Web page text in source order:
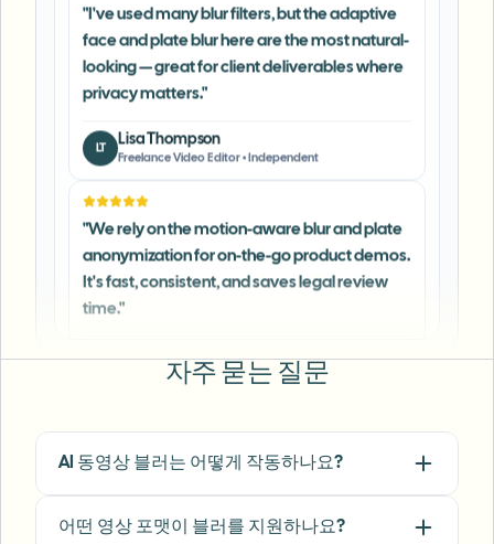
looking — great for client deliverables where
privacy matters."
LT
Lisa Thompson
"We rely on the motion-aware blur and plate
anonymization for on-the-go product demos.
It's fast, consistent, and saves legal review
time."
MC
Michael Chen
my vlogs.
SJ
Sarah Johnson
Content Creator YouTube
자주 묻는 질문
AI 동영상 블러는 어떻게 작동하나요?
어떤 영상 포맷이 블러를 지원하나요?